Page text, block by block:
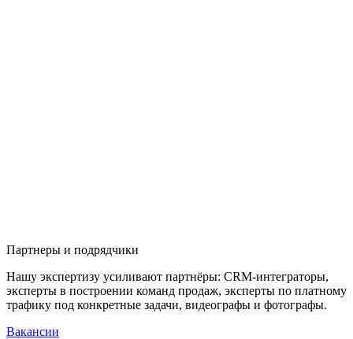
Партнеры и подрядчики
Нашу экспертизу усиливают партнёры: CRM-интеграторы,
эксперты в построении команд продаж, эксперты по платному
трафику под конкретные задачи, видеографы и фотографы.
Вакансии